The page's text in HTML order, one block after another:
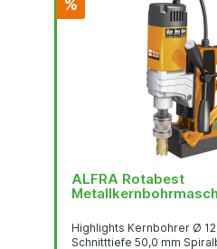
ALFRA Rotabest
Highlights Kernbohrer Ø 12,0 - 35,0 mm
Schnitttiefe 50,0 mm